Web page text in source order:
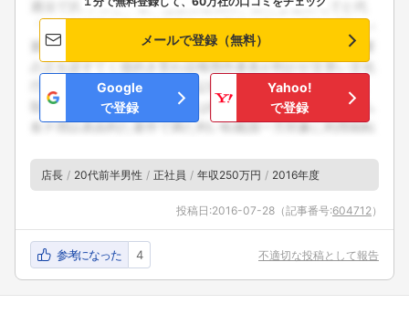
メールで登録（無料）
Google
で登録
Yahoo!
で登録
店長 20代前半男性 正社員 年収250万円 2016年度
投稿日:2016-07-28 （記事番号:604712 ）
参考になった 4 不適切な投稿として報告